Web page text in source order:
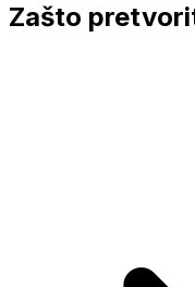
Zašto